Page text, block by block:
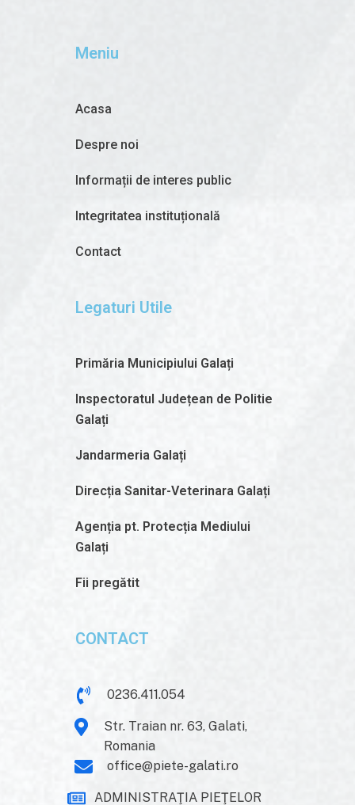
Meniu
Acasa
Despre noi
Informații de interes public
Integritatea instituțională
Contact
Legaturi Utile
Primăria Municipiului Galați
Inspectoratul Județean de Politie
Galați
Jandarmeria Galați
Direcția Sanitar-Veterinara Galați
Agenția pt. Protecția Mediului
Galați
Fii pregătit
CONTACT
0236.411.054
Str. Traian nr. 63, Galati,
Romania
office@piete-galati.ro
ADMINISTRAŢIA PIEŢELOR